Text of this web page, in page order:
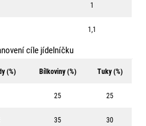
1
1,1
cíle jídelníčku
(%) Bílkoviny (%) Tuky (%)
25 25
35 30